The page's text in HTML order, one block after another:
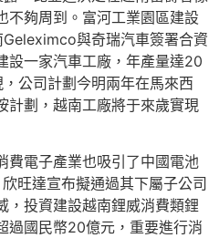
不夠周到。富河工業園區建設
與奇瑞汽車簽署合資
設一家汽車工廠，年產量達20
公司計劃今明兩年在馬來西
計劃，越南工廠將于來歲實現
費電子產業也吸引了中國電池
旺達宣布擬通過其下屬子公司
，投資建設越南鋰威消費類鋰
過國民幣20億元，重要進行消